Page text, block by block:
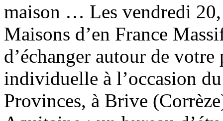
maison … Les vendredi 20,
Maisons d’en France
d’échanger autour de
individuelle à l’occasion
Provinces, à Brive